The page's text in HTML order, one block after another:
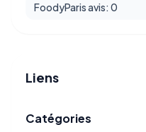
FoodyParis avis: 0
Liens
Catégories